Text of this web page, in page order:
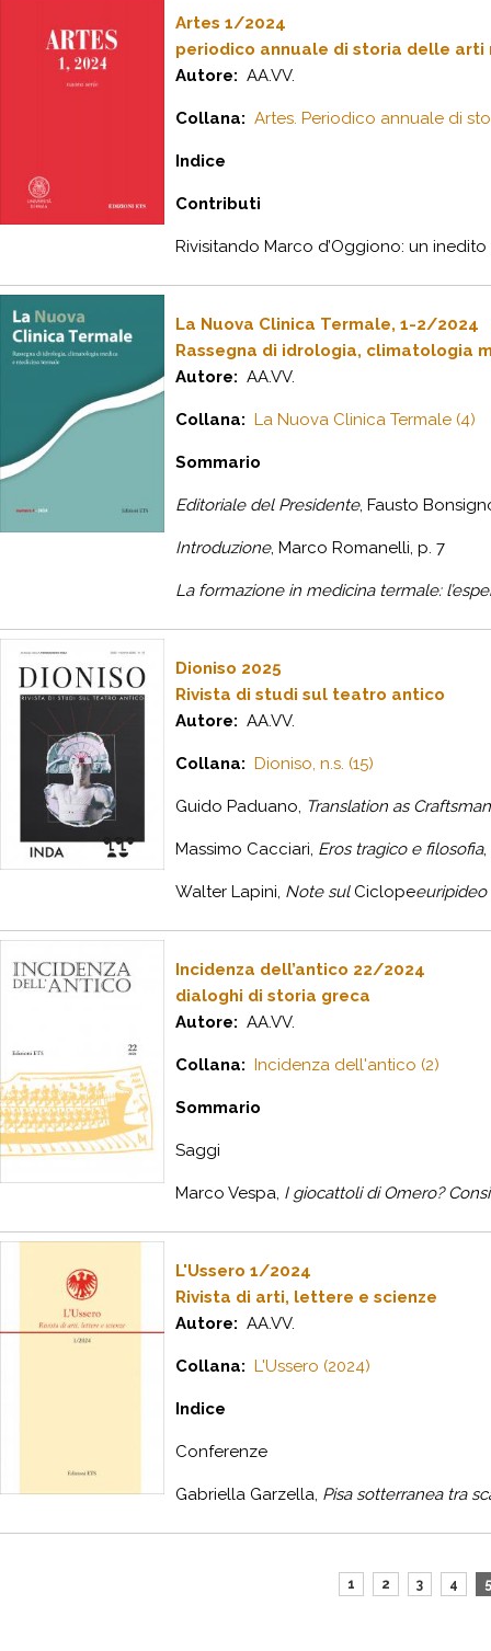
Artes 1/2024
periodico annuale di storia delle arti
Autore: AA.VV.
Collana: Artes. Periodico annuale di
Indice
Contributi
Rivisitando Marco d’Oggiono: un inedito
La Nuova Clinica Termale, 1-2/2024
Rassegna di idrologia, climatologia
Autore: AA.VV.
Collana: La Nuova Clinica Termale (4)
Sommario
Editoriale del Presidente, Fausto
Introduzione, Marco Romanelli, p. 7
La formazione in medicina termale:
Dioniso 2025
Rivista di studi sul teatro antico
Autore: AA.VV.
Collana: Dioniso, n.s. (15)
Guido Paduano, Translation as
Massimo Cacciari, Eros tragico e filosofia,
Walter Lapini, Note sulCiclopeeuripideo
Incidenza dell’antico 22/2024
dialoghi di storia greca
Autore: AA.VV.
Collana: Incidenza dell'antico (2)
Sommario
Saggi
Marco Vespa, I giocattoli di Omero?
L'Ussero 1/2024
Rivista di arti, lettere e scienze
Autore: AA.VV.
Collana: L'Ussero (2024)
Indice
Conferenze
Gabriella Garzella, Pisa sotterranea tra
1 2 3 4 5